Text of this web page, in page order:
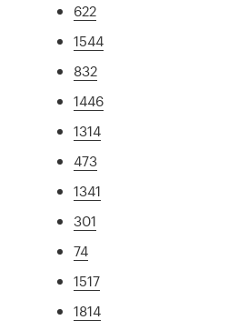
622
1544
832
1446
1314
473
1341
301
74
1517
1814